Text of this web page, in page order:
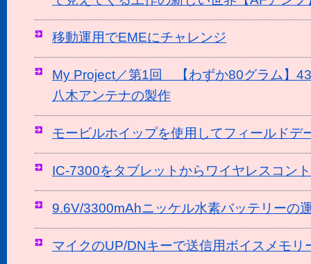
移動運用でEMEにチャレンジ
My Project／第1回 【わずか80グラム】
八木アンテナの製作
モービルホイップを使用してフィールドデ
IC-7300をタブレットからワイヤレスコン
9.6V/3300mAhニッケル水素バッテリーの
マイクのUP/DNキーで送信用ボイスメモリ